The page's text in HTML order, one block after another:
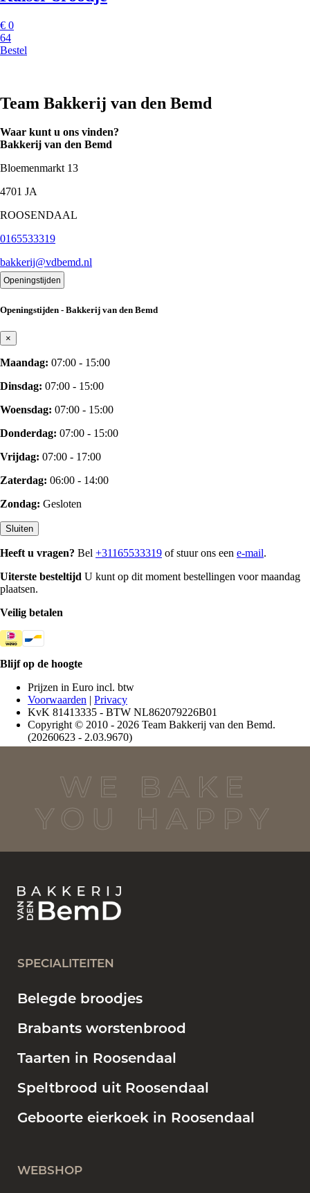
WE BAKE
YOU HAPPY
SPECIALITEITEN
Belegde broodjes
Brabants worstenbrood
Taarten in Roosendaal
Speltbrood uit Roosendaal
Geboorte eierkoek in Roosendaal
WEBSHOP